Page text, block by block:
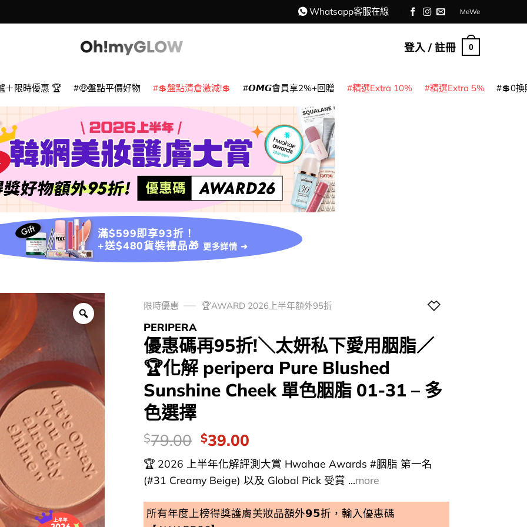
Whatsapp客服在線 MeWe
登入 / 註冊 0
＋限時優惠 🏆 🤑盤點平價好物 💲盤點清倉激減!💲 𝙊𝙈𝙂會員享2%+回贈 精選Extra 10% 精選Extra 5% 💲0換
滿$599即享93折！
+送$480貨裝禮品🎁 更多詳情 ➜
限時優惠 🏆AWARD 2026上半年額外95折
PERIPERA
優惠碼再95折!＼太妍私下愛用胭脂／
🏆化解 peripera Pure Blushed
Sunshine Cheek 單色胭脂 01-31 – 多
色選擇
價
錢：
$79.00 Original
price
was:
$79.00.
$39.00Current
price
is:
$39.00.
🏆 2026 上半年化解評測大賞 Hwahae Awards #胭脂 第一名
(#31 Creamy Beige) 以及 Global Pick 受賞 ...more
所有年度上榜得獎護膚美妝品額外𝟵𝟱折，輸入優惠碼